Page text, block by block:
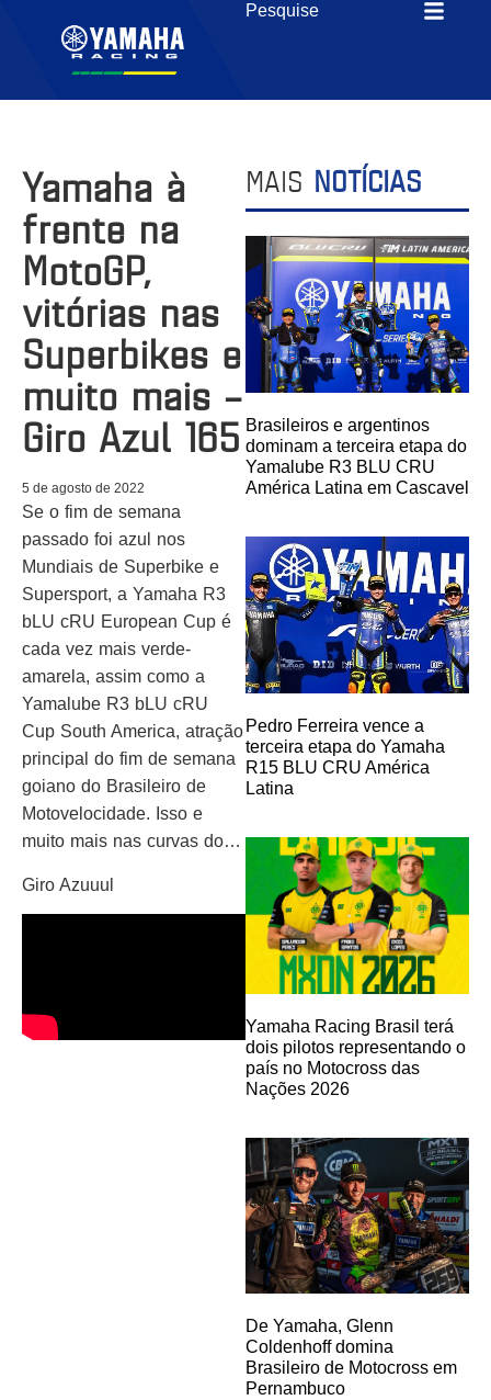
Yamaha à
frente na
MotoGP,
vitórias nas
Superbikes e
muito mais –
Giro Azul 165
5 de agosto de 2022
Se o fim de semana
passado foi azul nos
Mundiais de Superbike e
Supersport, a Yamaha R3
bLU cRU European Cup é
cada vez mais verde-
amarela, assim como a
Yamalube R3 bLU cRU
Cup South America, atração
principal do fim de semana
goiano do Brasileiro de
Motovelocidade. Isso e
muito mais nas curvas do…
Giro Azuuul
MAIS NOTÍCIAS
Brasileiros e argentinos
dominam a terceira etapa do
Yamalube R3 BLU CRU
América Latina em Cascavel
Pedro Ferreira vence a
terceira etapa do Yamaha
R15 BLU CRU América
Latina
Yamaha Racing Brasil terá
dois pilotos representando o
país no Motocross das
Nações 2026
De Yamaha, Glenn
Coldenhoff domina
Brasileiro de Motocross em
Pernambuco